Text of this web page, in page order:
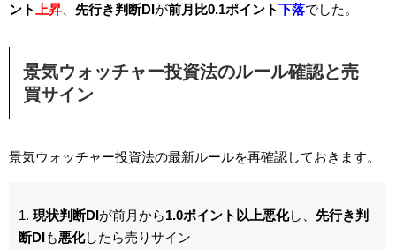
ント
上昇 先行き判断DIが前月比0.1ポイント下落でした。
景気ウォッチャー投資法のルール確認と売
買サイン
景気ウォッチャー投資法の最新ルールを再確認しておきます。
1. 現状判断DIが前月から1.0ポイント以上悪化し、 先行き判
断DIも悪化したら売りサイン